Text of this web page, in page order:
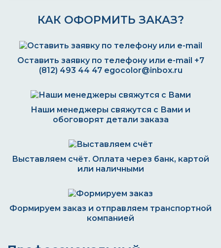
КАК ОФОРМИТЬ ЗАКАЗ?
Оставить заявку по телефону или e-mail +7
(812) 493 44 47 egocolor@inbox.ru
Наши менеджеры свяжутся с Вами и
обоговорят детали заказа
Выставляем счёт. Оплата через банк, картой
или наличными
Формируем заказ и отправляем транспортной
компанией